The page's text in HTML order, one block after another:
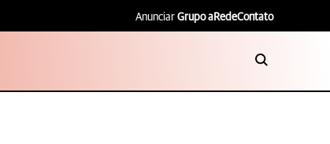
Anunciar Grupo aRedeContato